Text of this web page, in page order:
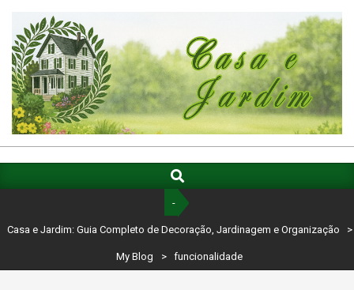
content
CASA
E
GUIA
COMPLETO
Navigation
Search
-
Casa e Jardim: Guia Completo de Decoração, Jardinagem e Organização >
My Blog > funcionalidade